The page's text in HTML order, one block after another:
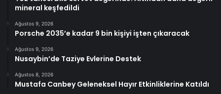
mineral keşfedildi
Ağustos 9, 2026
Porsche 2035’e kadar 9 bin kişiyi işten çıkaracak
Ağustos 9, 2026
Nusaybin’de Taziye Evlerine Destek
Ağustos 8, 2026
Mustafa Canbey Geleneksel Hayır Etkinliklerine Katıldı